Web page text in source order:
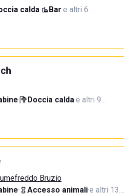
calda· Bar·e altri 6…
· Doccia calda·e altri 9…
Bruzio
· Accesso animali·e altri 13…